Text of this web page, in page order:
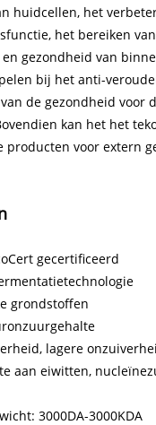
huidcellen, het
het bereiken
gezondheid van
bij het anti-
de gezondheid voor
kan het het
producten voor extern
gecertificeerd
grondstoffen
lagere
aan eiwitten,
3000DA-3000KDA